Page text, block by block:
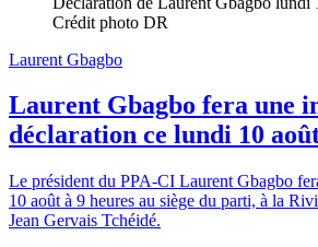
Crédit photo DR
Laurent Gbagbo
Laurent Gbagbo fera une
déclaration ce lundi 10
Le président du PPA-CI Laurent Gbagbo
10 août à 9 heures au siège du parti, à la
Jean Gervais Tchéidé.